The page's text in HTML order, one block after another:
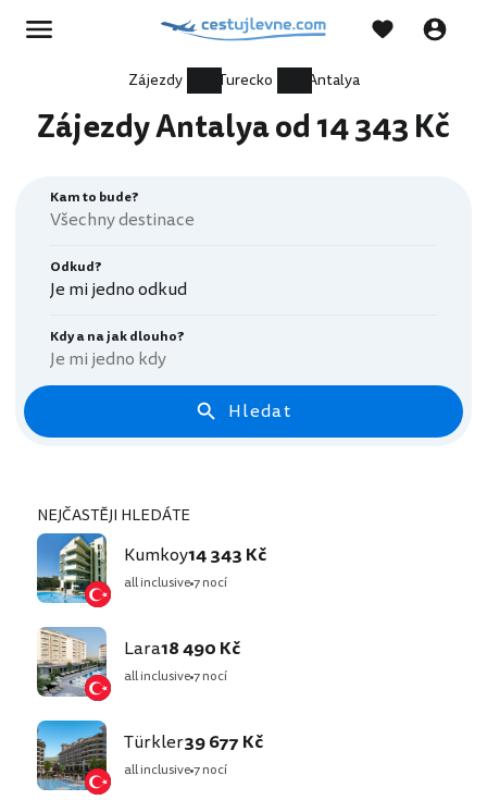
Zájezdy Turecko Antalya
Zájezdy Antalya od 14 343 Kč
Kam to bude?
Odkud?
Je mi jedno odkud
Kdy a na jak dlouho?
Je mi jedno kdy
Hledat
NEJČASTĚJI HLEDÁTE
Kumkoy14 343 Kč
all inclusive7 nocí
Lara18 490 Kč
all inclusive7 nocí
Türkler39 677 Kč
all inclusive7 nocí